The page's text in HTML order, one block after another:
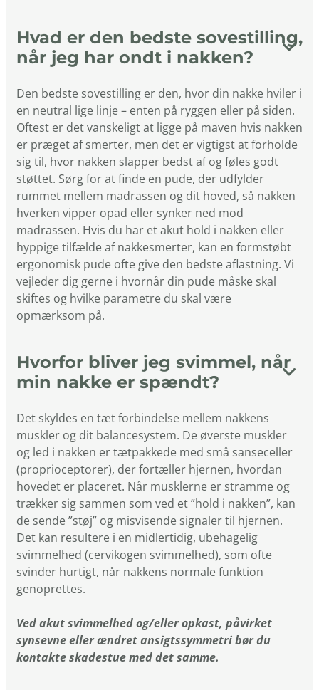
Hvad er den bedste sovestilling,
når jeg har ondt i nakken?
Den bedste sovestilling er den, hvor din nakke hviler i
en neutral lige linje – enten på ryggen eller på siden.
Oftest er det vanskeligt at ligge på maven hvis nakken
er præget af smerter, men det er vigtigst at forholde
sig til, hvor nakken slapper bedst af og føles godt
støttet. Sørg for at finde en pude, der udfylder
rummet mellem madrassen og dit hoved, så nakken
hverken vipper opad eller synker ned mod
madrassen. Hvis du har et akut hold i nakken eller
hyppige tilfælde af nakkesmerter, kan en formstøbt
ergonomisk pude ofte give den bedste aflastning. Vi
vejleder dig gerne i hvornår din pude måske skal
skiftes og hvilke parametre du skal være
opmærksom på.
Hvorfor bliver jeg svimmel, når
min nakke er spændt?
Det skyldes en tæt forbindelse mellem nakkens
muskler og dit balancesystem. De øverste muskler
og led i nakken er tætpakkede med små sanseceller
(proprioceptorer), der fortæller hjernen, hvordan
hovedet er placeret. Når musklerne er stramme og
trækker sig sammen som ved et ”hold i nakken”, kan
de sende ”støj” og misvisende signaler til hjernen.
Det kan resultere i en midlertidig, ubehagelig
svimmelhed (cervikogen svimmelhed), som ofte
svinder hurtigt, når nakkens normale funktion
genoprettes.
Ved akut svimmelhed og/eller opkast, påvirket
synsevne eller ændret ansigtssymmetri bør du
kontakte skadestue med det samme.